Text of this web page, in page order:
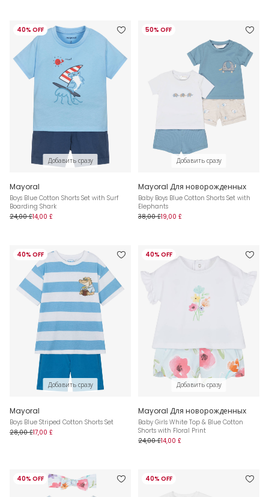
40% OFF
Добавить сразу
Mayoral
Boys Blue Cotton Shorts Set with Surf
Boarding Shark
24,00 £14,00 £
50% OFF
Добавить сразу
Mayoral Для новорожденных
Baby Boys Blue Cotton Shorts Set with
Elephants
38,00 £19,00 £
40% OFF
Добавить сразу
Mayoral
Boys Blue Striped Cotton Shorts Set
28,00 £17,00 £
40% OFF
Добавить сразу
Mayoral Для новорожденных
Baby Girls White Top & Blue Cotton
Shorts with Floral Print
24,00 £14,00 £
40% OFF 40% OFF